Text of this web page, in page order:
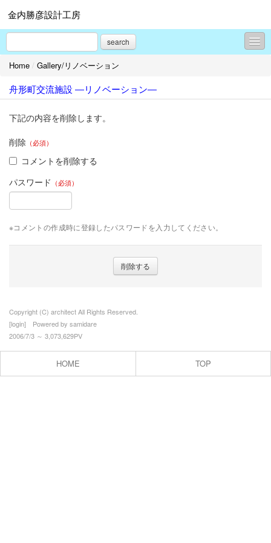
金内勝彦設計工房
search
Topics
Gallery/新築
Gallery/リノベーション
Gallery/プレゼンテーション
旧）現場レポート集
旧）よくある質問
プロフィール
お問合せ
Home / Gallery/リノベーション
舟形町交流施設 ―リノベーション―
下記の内容を削除します。
削除 （必須）
コメントを削除する
パスワード （必須）
※コメントの作成時に登録したパスワードを入力してください。
Copyright (C) architect All Rights Reserved.
[login] Powered by samidare
2006/7/3 ～ 3,073,629PV
HOME TOP